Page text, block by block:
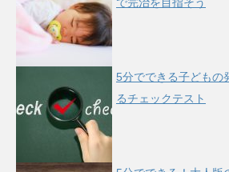
5分でできる子どもの
るチェックテスト